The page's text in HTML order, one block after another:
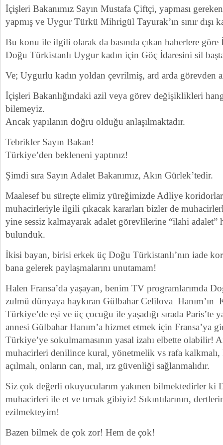
İçişleri Bakanımız Sayın Mustafa Çiftçi, yapması
yapmış ve Uygur Türkü Mihrigül Tayurak’ın sınır dışı
Bu konu ile ilgili olarak da basında çıkan haberlere
Doğu Türkistanlı Uygur kadın için Göç İdaresini sil
Ve; Uygurlu kadın yoldan çevrilmiş, ard arda görevden
İçişleri Bakanlığındaki azil veya görev değişiklikleri
bilemeyiz.
Ancak yapılanın doğru olduğu anlaşılmaktadır.
Tebrikler Sayın Bakan!
Türkiye’den bekleneni yaptınız!
Şimdi sıra Sayın Adalet Bakanımız, Akın Gürlek’tedir.
Maalesef bu süreçte elimiz yüreğimizde Adliye
muhacirleriyle ilgili çıkacak kararları bizler de
yine sessiz kalmayarak adalet görevlilerine “ilahi adalet”
bulunduk.
İkisi bayan, birisi erkek üç Doğu Türkistanlı’nın iade
bana gelerek paylaşmalarını unutamam!
Halen Fransa’da yaşayan, benim TV programlarımda
zulmü dünyaya haykıran Gülbahar Celilova Hanım’ın
Türkiye’de eşi ve üç çocuğu ile yaşadığı sırada Paris’te
annesi Gülbahar Hanım’a hizmet etmek için Fransa’ya
Türkiye’ye sokulmamasının yasal izahı elbette olabilir!
muhacirleri denilince kural, yönetmelik vs rafa kalkmalı,
açılmalı, onların can, mal, ırz güvenliği sağlanmalıdır.
Siz çok değerli okuyucularım yakınen bilmektedirler ki
muhacirleri ile et ve tırnak gibiyiz! Sıkıntılarının,
ezilmekteyim!
Bazen bilmek de çok zor! Hem de çok!